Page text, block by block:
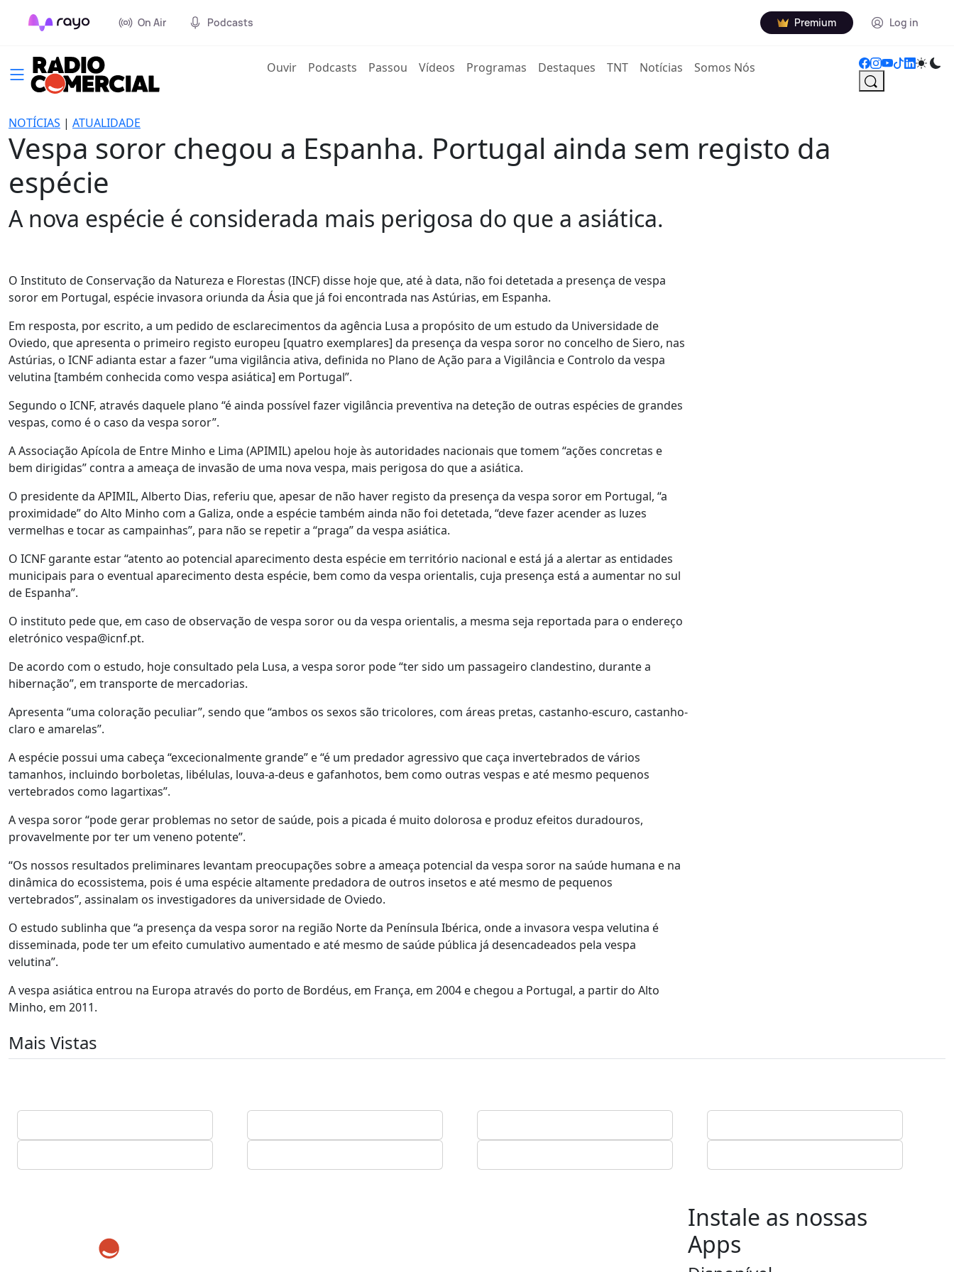
On Air Podcasts Premium Log in
Ouvir(current)
Podcasts Passou Vídeos Programas Destaques TNT Notícias Somos Nós
NOTÍCIAS | ATUALIDADE
Vespa soror chegou a Espanha. Portugal ainda sem registo da
espécie
A nova espécie é considerada mais perigosa do que a asiática.
O Instituto de Conservação da Natureza e Florestas (INCF) disse hoje que, até à data, não foi detetada a presença de vespa
soror em Portugal, espécie invasora oriunda da Ásia que já foi encontrada nas Astúrias, em Espanha.
Em resposta, por escrito, a um pedido de esclarecimentos da agência Lusa a propósito de um estudo da Universidade de
Oviedo, que apresenta o primeiro registo europeu [quatro exemplares] da presença da vespa soror no concelho de Siero, nas
Astúrias, o ICNF adianta estar a fazer “uma vigilância ativa, definida no Plano de Ação para a Vigilância e Controlo da vespa
velutina [também conhecida como vespa asiática] em Portugal”.
Segundo o ICNF, através daquele plano “é ainda possível fazer vigilância preventiva na deteção de outras espécies de grandes
vespas, como é o caso da vespa soror”.
A Associação Apícola de Entre Minho e Lima (APIMIL) apelou hoje às autoridades nacionais que tomem “ações concretas e
bem dirigidas” contra a ameaça de invasão de uma nova vespa, mais perigosa do que a asiática.
O presidente da APIMIL, Alberto Dias, referiu que, apesar de não haver registo da presença da vespa soror em Portugal, “a
proximidade” do Alto Minho com a Galiza, onde a espécie também ainda não foi detetada, “deve fazer acender as luzes
vermelhas e tocar as campainhas”, para não se repetir a “praga” da vespa asiática.
O ICNF garante estar “atento ao potencial aparecimento desta espécie em território nacional e está já a alertar as entidades
municipais para o eventual aparecimento desta espécie, bem como da vespa orientalis, cuja presença está a aumentar no sul
de Espanha”.
O instituto pede que, em caso de observação de vespa soror ou da vespa orientalis, a mesma seja reportada para o endereço
eletrónico vespa@icnf.pt.
De acordo com o estudo, hoje consultado pela Lusa, a vespa soror pode “ter sido um passageiro clandestino, durante a
hibernação”, em transporte de mercadorias.
Apresenta “uma coloração peculiar”, sendo que “ambos os sexos são tricolores, com áreas pretas, castanho-escuro, castanho-
claro e amarelas”.
A espécie possui uma cabeça “excecionalmente grande” e “é um predador agressivo que caça invertebrados de vários
tamanhos, incluindo borboletas, libélulas, louva-a-deus e gafanhotos, bem como outras vespas e até mesmo pequenos
vertebrados como lagartixas”.
A vespa soror “pode gerar problemas no setor de saúde, pois a picada é muito dolorosa e produz efeitos duradouros,
provavelmente por ter um veneno potente”.
“Os nossos resultados preliminares levantam preocupações sobre a ameaça potencial da vespa soror na saúde humana e na
dinâmica do ecossistema, pois é uma espécie altamente predadora de outros insetos e até mesmo de pequenos
vertebrados”, assinalam os investigadores da universidade de Oviedo.
O estudo sublinha que “a presença da vespa soror na região Norte da Península Ibérica, onde a invasora vespa velutina é
disseminada, pode ter um efeito cumulativo aumentado e até mesmo de saúde pública já desencadeados pela vespa
velutina”.
A vespa asiática entrou na Europa através do porto de Bordéus, em França, em 2004 e chegou a Portugal, a partir do Alto
Minho, em 2011.
Mais Vistas
Instale as nossas
Apps